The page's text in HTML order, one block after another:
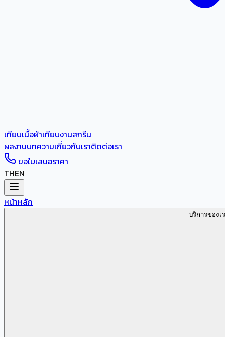
เทียบเนื้อผ้าเทียบงานสกรีน
ผลงานบทความเกี่ยวกับเราติดต่อเรา
ขอใบเสนอราคา
THEN
หน้าหลัก
บริการของเ